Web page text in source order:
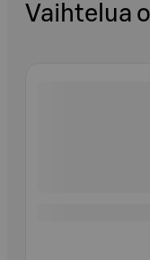
Vaihtelua